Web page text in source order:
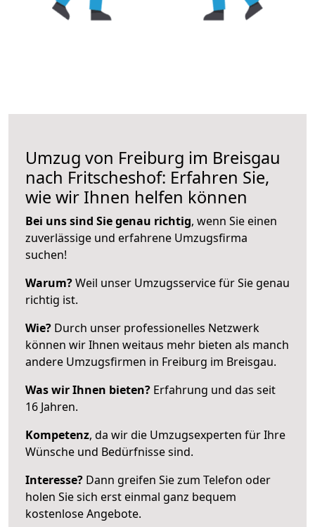
Umzug von Freiburg im Breisgau
nach Fritscheshof: Erfahren Sie,
wie wir Ihnen helfen können
Bei uns sind Sie genau richtig, wenn Sie einen
zuverlässige und erfahrene Umzugsfirma
suchen!
Warum?Weil unser Umzugsservice für Sie genau
richtig ist.
Wie? Durch unser professionelles Netzwerk
können wir Ihnen weitaus mehr bieten als manch
andere Umzugsfirmen in Freiburg im Breisgau.
Was wir Ihnen bieten? Erfahrung und das seit
16 Jahren.
Kompetenz, da wir die Umzugsexperten für Ihre
Wünsche und Bedürfnisse sind.
Interesse? Dann greifen Sie zum Telefon oder
holen Sie sich erst einmal ganz bequem
kostenlose Angebote.